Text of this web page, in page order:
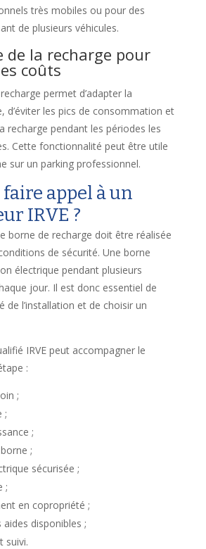
très mobiles ou pour des
de plusieurs véhicules.
de la recharge pour
coûts
permet d’adapter la
d’éviter les pics de consommation et
recharge pendant les périodes les
Cette fonctionnalité peut être utile
sur un parking professionnel.
appel à un
IRVE ?
borne de recharge doit être réalisée
de sécurité. Une borne
électrique pendant plusieurs
jour. Il est donc essentiel de
de l’installation et de choisir un
IRVE peut accompagner le
:
;
;
;
;
sécurisée ;
;
en copropriété ;
aides disponibles ;
suivi.